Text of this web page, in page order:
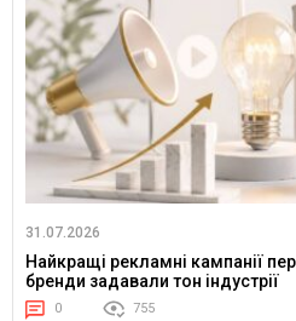
31.07.2026
Найкращі рекламні кампанії
бренди задавали тон індустрії
0 755